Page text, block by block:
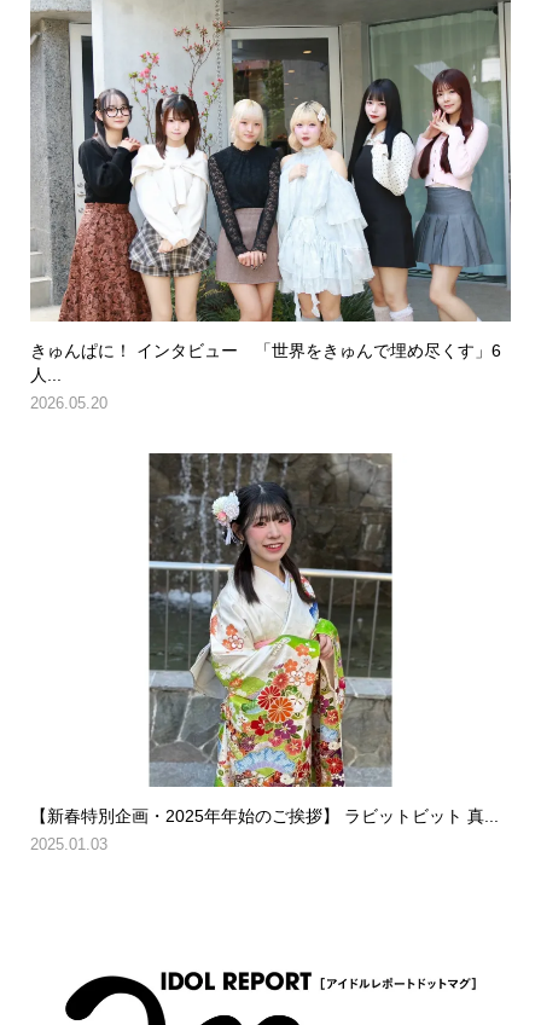
きゅんぱに！ インタビュー 「世界をきゅんで埋め尽くす」6
人...
2026.05.20
【新春特別企画・2025年年始のご挨拶】 ラビットビット 真...
2025.01.03